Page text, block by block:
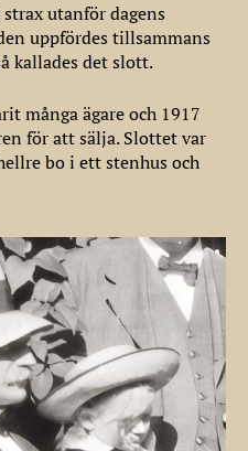
utanför dagens
uppfördes tillsammans
kallades det slott.
många ägare och 1917
för att sälja. Slottet var
bo i ett stenhus och